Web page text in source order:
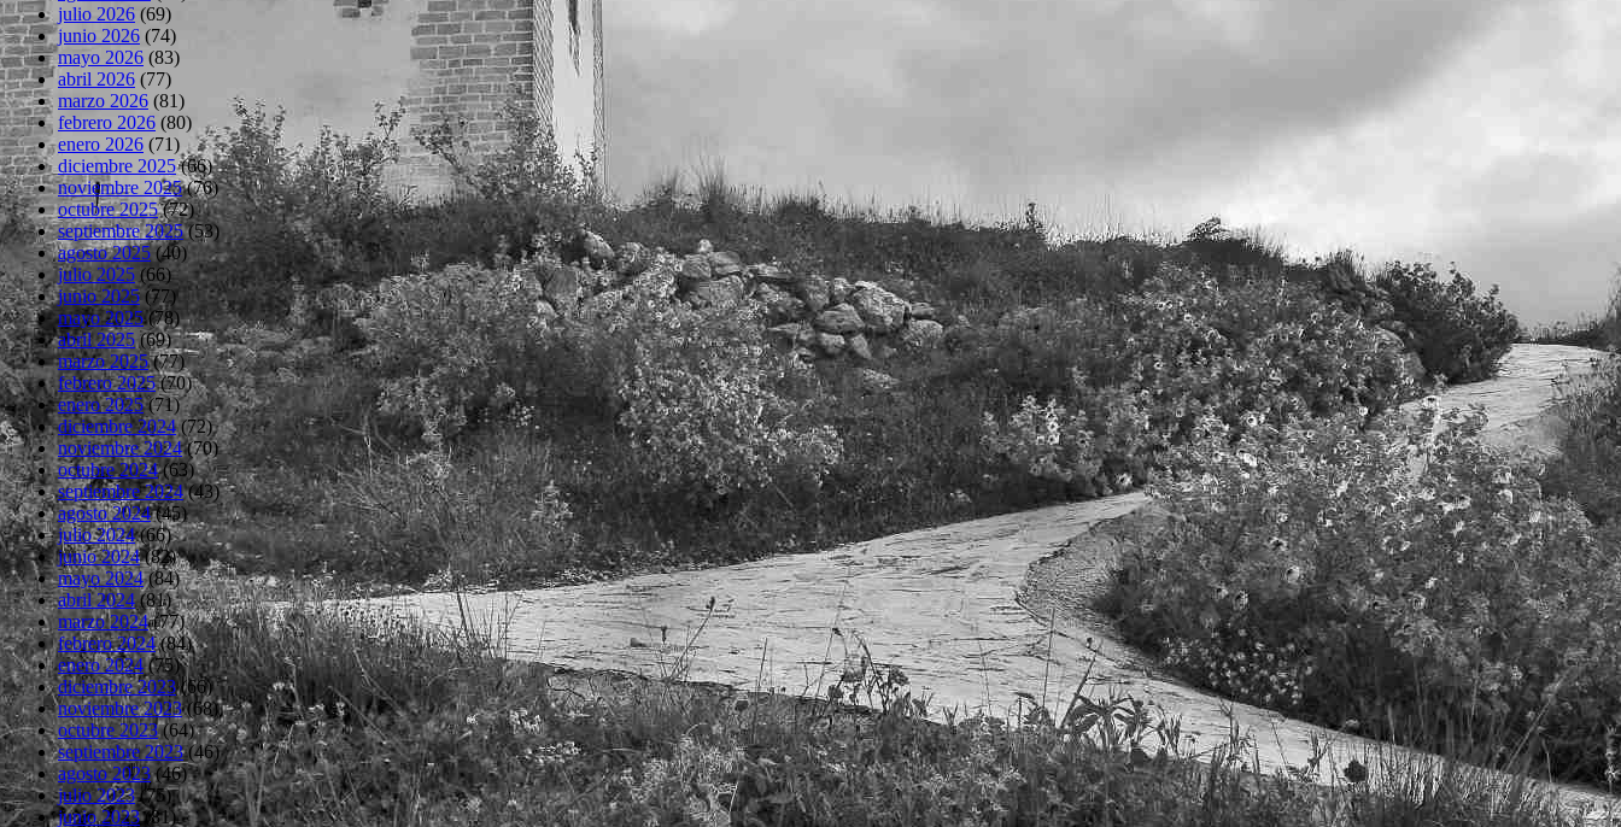
julio 2026 (69)
junio 2026 (74)
mayo 2026 (83)
abril 2026 (77)
marzo 2026 (81)
febrero 2026 (80)
enero 2026 (71)
diciembre 2025(66)
noviembre 2025(76)
octubre 2025(72)
septiembre 2025(53)
agosto 2025(40)
julio 2025 (66)
junio 2025(77)
mayo 2025(78)
abril 2025(69)
marzo 2025(77)
febrero 2025(70)
enero 2025(71)
diciembre 2024(72)
noviembre 2024(70)
octubre 2024(63)
septiembre 2024(43)
agosto 2024(45)
julio 2024(66)
junio 2024(82)
mayo 2024(84)
abril 2024(81)
marzo 2024(77)
febrero 2024(84)
enero 2024(75)
diciembre 2023(66)
noviembre 2023(68)
octubre 2023(64)
septiembre 2023(46)
agosto 2023(46)
julio 2023(75)
junio 2023(81)